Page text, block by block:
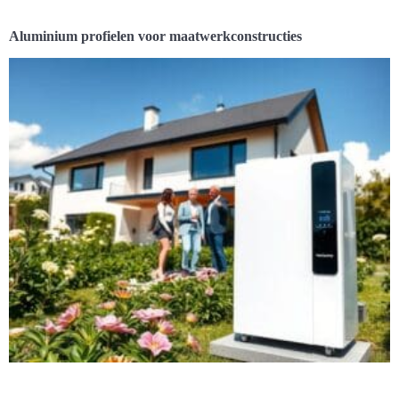
Aluminium profielen voor maatwerkconstructies